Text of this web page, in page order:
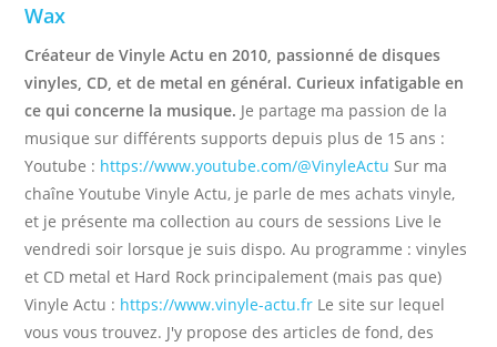
Wax
Créateur de Vinyle Actu en 2010, passionné de disques
vinyles, CD, et de metal en général. Curieux infatigable en
ce qui concerne la musique. Je partage ma passion de la
musique sur différents supports depuis plus de 15 ans :
Youtube : https://www.youtube.com/@VinyleActu Sur ma
chaîne Youtube Vinyle Actu, je parle de mes achats vinyle,
et je présente ma collection au cours de sessions Live le
vendredi soir lorsque je suis dispo. Au programme : vinyles
et CD metal et Hard Rock principalement (mais pas que)
Vinyle Actu : https://www.vinyle-actu.fr Le site sur lequel
vous vous trouvez. J'y propose des articles de fond, des